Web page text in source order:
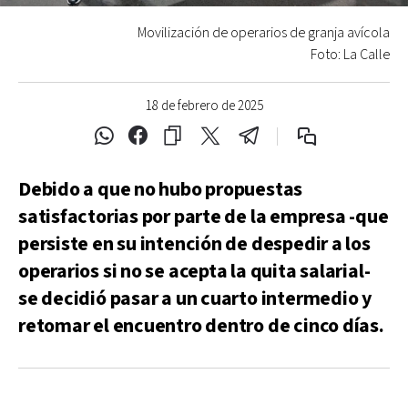
18 de febrero de 2025
Movilización de operarios de granja avícola
Foto: La Calle
Debido a que no hubo propuestas
satisfactorias por parte de la empresa -que
persiste en su intención de despedir a los
operarios si no se acepta la quita salarial-
se decidió pasar a un cuarto intermedio y
retomar el encuentro dentro de cinco días.